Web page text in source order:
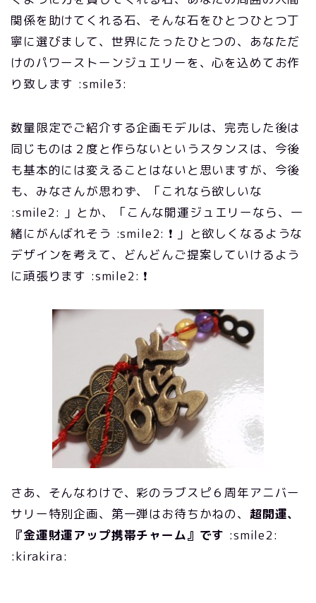
関係を助けてくれる石、そんな石をひとつひとつ丁
寧に選びまして、世界にたったひとつの、あなただ
けのパワーストーンジュエリーを、心を込めてお作
り致します :smile3:
数量限定でご紹介する企画モデルは、完売した後は
同じものは２度と作らないというスタンスは、今後
も基本的には変えることはないと思いますが、今後
も、みなさんが思わず、「これなら欲しいな
:smile2: 」とか、「こんな開運ジュエリーなら、一
緒にがんばれそう :smile2: ❗ 」と欲しくなるような
デザインを考えて、どんどんご提案していけるよう
に頑張ります :smile2: ❗
さあ、そんなわけで、彩のラブスピ６周年アニバー
サリー特別企画、第一弾はお待ちかねの、 超開運、
『金運財運アップ携帯チャーム』です :smile2:
:kirakira: